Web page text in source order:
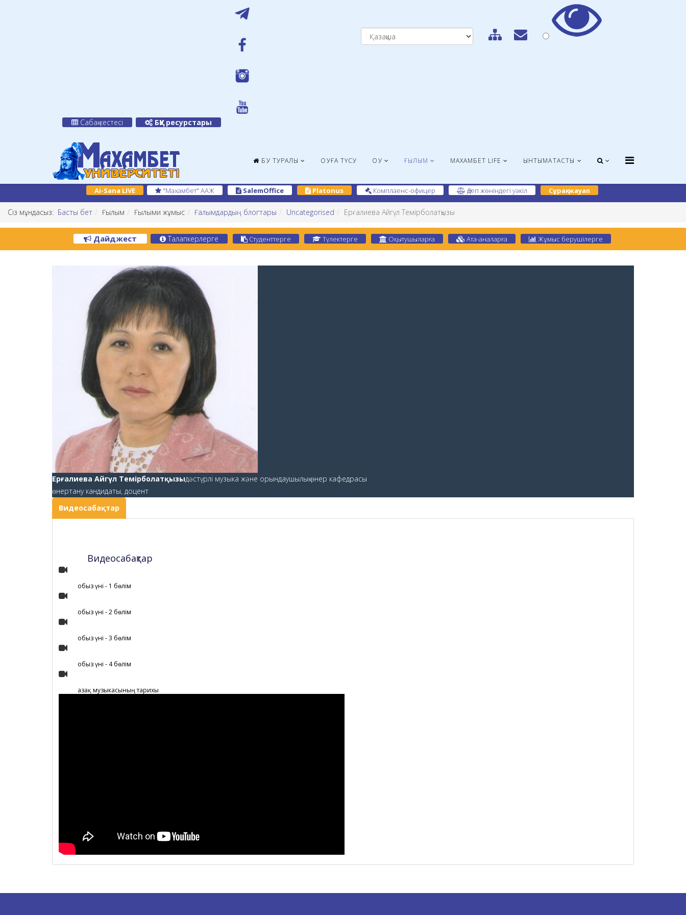
Сабақ кестесі БҚУ ресурстары
БҚУ ТУРАЛЫ ОҚУҒА ТҮСУ ОҚУ ҒЫЛЫМ МАХАМБЕТ LIFE ЫНТЫМАҚТАСТЫҚ
Ai-Sana LIVE "Махамбет" ААЖ SalemOffice Platonus Комплаенс-офицер Әдеп жөніндегі уәкіл Сұрақ-жауап
Сіз мұндасыз: Басты бет Ғылым Ғылыми жұмыс Ғалымдардың блогтары Uncategorised Ерғалиева Айгүл Темірболатқызы
Дайджест Талапкерлерге Студенттерге Түлектерге Оқытушыларға Ата-аналарға Жұмыс берушілерге
Ерғалиева Айгүл Темірболатқызыдәстүрлі музыка және орындаушылық өнер кафедрасы
өнертану кандидаты, доцент
Видеосабақтар
Видеосабақтар
Қобыз үні - 1 бөлім
Қобыз үні - 2 бөлім
Қобыз үні - 3 бөлім
Қобыз үні - 4 бөлім
Қазақ музыкасының тарихы